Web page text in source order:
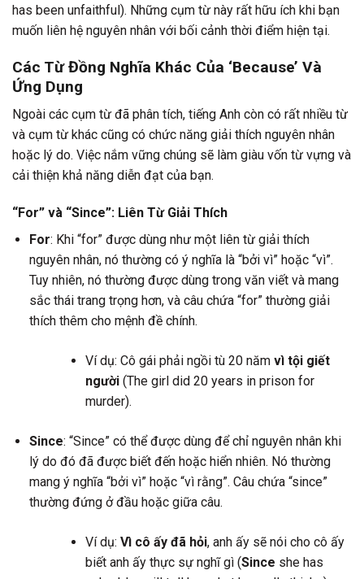
has been unfaithful). Những cụm từ này rất hữu ích khi bạn
muốn liên hệ nguyên nhân với bối cảnh thời điểm hiện tại.
Các Từ Đồng Nghĩa Khác Của ‘Because’ Và
Ứng Dụng
Ngoài các cụm từ đã phân tích, tiếng Anh còn có rất nhiều từ
và cụm từ khác cũng có chức năng giải thích nguyên nhân
hoặc lý do. Việc nắm vững chúng sẽ làm giàu vốn từ vựng và
cải thiện khả năng diễn đạt của bạn.
“For” và “Since”: Liên Từ Giải Thích
For: Khi “for” được dùng như một liên từ giải thích
nguyên nhân, nó thường có ý nghĩa là “bởi vì” hoặc “vì”.
Tuy nhiên, nó thường được dùng trong văn viết và mang
sắc thái trang trọng hơn, và câu chứa “for” thường giải
thích thêm cho mệnh đề chính.
Ví dụ: Cô gái phải ngồi tù 20 năm vì tội giết
người(The girl did 20 years in prison for
murder).
Since: “Since” có thể được dùng để chỉ nguyên nhân khi
lý do đó đã được biết đến hoặc hiển nhiên. Nó thường
mang ý nghĩa “bởi vì” hoặc “vì rằng”. Câu chứa “since”
thường đứng ở đầu hoặc giữa câu.
Ví dụ: Vì cô ấy đã hỏi, anh ấy sẽ nói cho cô ấy
biết anh ấy thực sự nghĩ gì (Since she has